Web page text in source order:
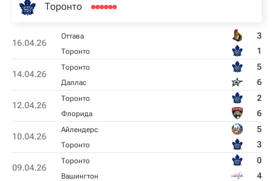
Торонто
16.04.26
Оттава 3
Торонто 1
14.04.26
Торонто 5
Даллас 6
12.04.26
Торонто 2
Флорида 6
10.04.26
Айлендерс 5
Торонто 3
09.04.26
Торонто 0
Вашингтон 4